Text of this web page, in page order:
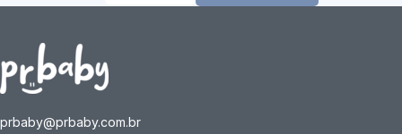
prbaby@prbaby.com.br